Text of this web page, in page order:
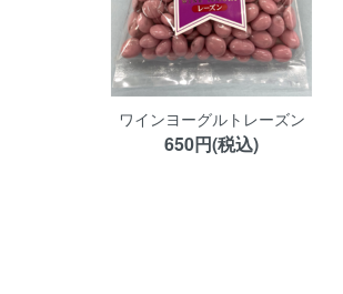
ワインヨーグルトレーズン
650円(税込)